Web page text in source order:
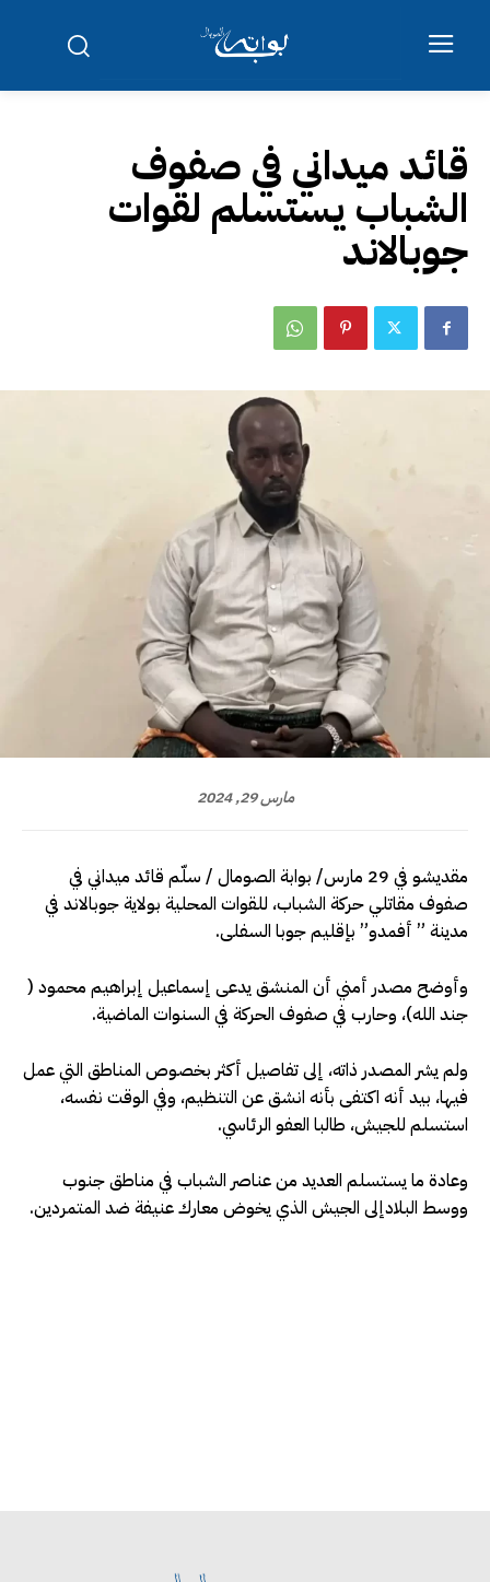
قائد ميداني في صفوف
الشباب يستسلم لقوات
جوبالاند
مارس 29, 2024
مقديشو في 29 مارس/ بوابة الصومال / سلّم قائد ميداني في
صفوف مقاتلي حركة الشباب، للقوات المحلية بولاية جوبالاند في
مدينة ” أفمدو” بإقليم جوبا السفلى.
وأوضح مصدر أمني أن المنشق يدعى إسماعيل إبراهيم محمود (
جند الله)، وحارب في صفوف الحركة في السنوات الماضية.
ولم يشر المصدر ذاته، إلى تفاصيل أكثر بخصوص المناطق التي عمل
فيها، بيد أنه اكتفى بأنه انشق عن التنظيم، وفي الوقت نفسه،
استسلم للجيش، طالبا العفو الرئاسي.
وعادة ما يستسلم العديد من عناصر الشباب في مناطق جنوب
ووسط البلادإلى الجيش الذي يخوض معارك عنيفة ضد المتمردين.